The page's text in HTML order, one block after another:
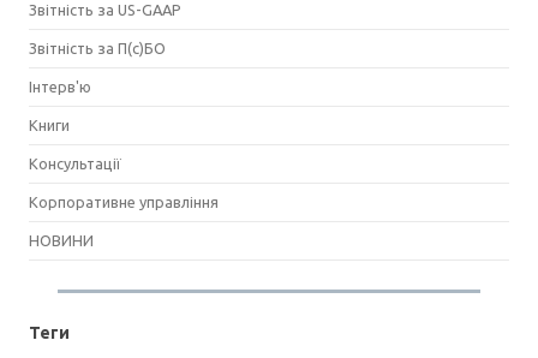
Звітність за US-GAAP
Звітність за П(с)БО
Інтерв'ю
Книги
Консультації
Корпоративне управління
НОВИНИ
Теги